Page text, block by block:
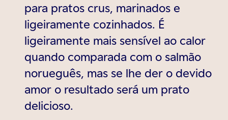
para pratos crus, marinados e
ligeiramente cozinhados. É
ligeiramente mais sensível ao calor
quando comparada com o salmão
norueguês, mas se lhe der o devido
amor o resultado será um prato
delicioso.